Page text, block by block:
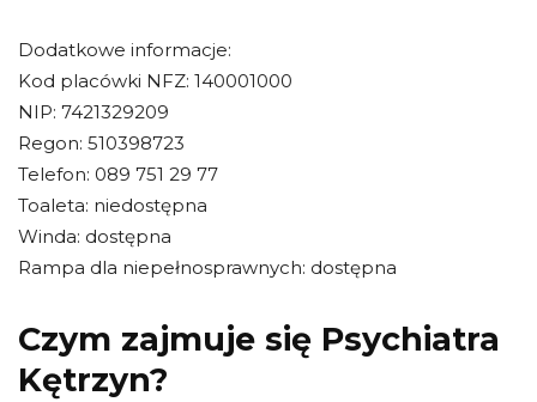
Dodatkowe informacje:
Kod placówki NFZ: 140001000
NIP: 7421329209
Regon: 510398723
Telefon: 089 751 29 77
Toaleta: niedostępna
Winda: dostępna
Rampa dla niepełnosprawnych: dostępna
Czym zajmuje się Psychiatra
Kętrzyn?